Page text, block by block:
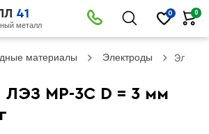
41
металл
0 0
материалы Электроды
ЛЭЗ МР-3С D = 3 мм